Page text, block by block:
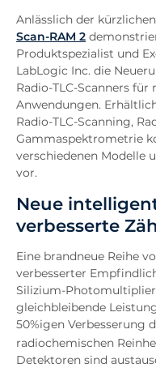
Anlässlich der
Scan-RAM 2
Produktspezialist und
LabLogic Inc. die
Radio-TLC-Scanners
Anwendungen.
Radio-TLC-Scanning,
Gammaspektrometrie
verschiedenen Modelle
vor.
Neue
verbesserte
Eine brandneue Reihe
verbesserter
Silizium-
gleichbleibende
50%igen Verbesserung
radiochemischen
Detektoren sind